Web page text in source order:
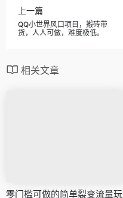
上一篇
QQ小世界风口项目，搬砖带
货，人人可做，难度极低。
相关文章
零门槛可做的简单裂变流量玩